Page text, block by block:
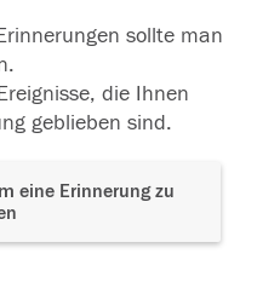
sollte man
die Ihnen
geblieben sind.
eine Erinnerung zu